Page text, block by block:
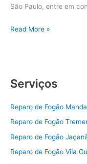
São Paulo, entre em
Assistência
Read More »
Serviços
Reparo de Fogão
Reparo de Fogão
Reparo de Fogão
Reparo de Fogão Vila